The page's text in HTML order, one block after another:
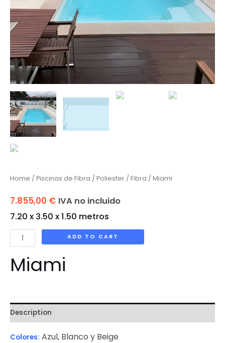
Home / Piscinas de Fibra / Poliester / Fibra / Miami
7.855,00 € IVA no incluido
7.20 x 3.50 x 1.50 metros
Miami
quantity
ADD TO CART
Miami
Description
Colores: Azul, Blanco y Beige